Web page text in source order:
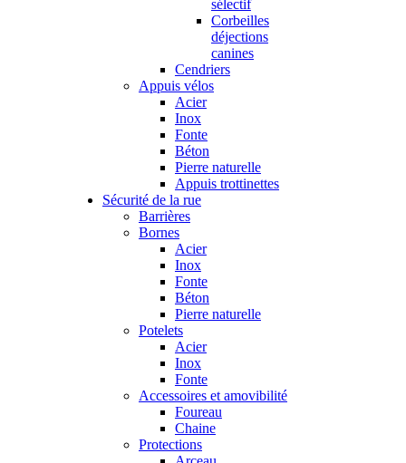
sélectif
Corbeilles
déjections
canines
Cendriers
Appuis vélos
Acier
Inox
Fonte
Béton
Pierre naturelle
Appuis trottinettes
Sécurité de la rue
Barrières
Bornes
Acier
Inox
Fonte
Béton
Pierre naturelle
Potelets
Acier
Inox
Fonte
Accessoires et amovibilité
Foureau
Chaine
Protections